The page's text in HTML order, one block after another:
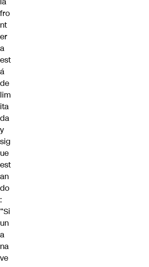
fro
nt
er
a
est
á
de
lim
ita
da
y
sig
ue
est
an
do
:
“Si
un
a
na
ve